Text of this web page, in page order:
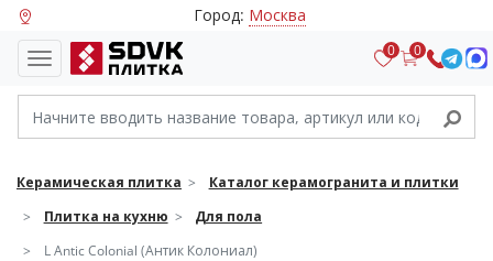
Город: Москва
0 0
Керамическая плитка
Каталог керамогранита и плитки
Плитка на кухню
Для пола
L Antic Colonial (Антик Колониал)